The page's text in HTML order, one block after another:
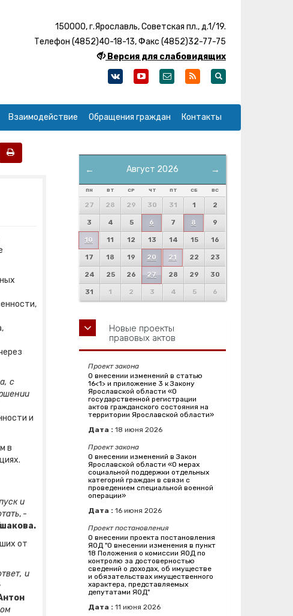
150000, г.Ярославль, Советская пл., д.1/19.
Телефон (4852)40-18-13, Факс (4852)32-77-75
Версия для слабовидящих
Взаимодействие Обращения граждан Контакты
с
и
в
и
, -
от
и
← →
Август 2026
ПН ВТ СР ЧТ ПТ СБ ВС
27 28 29 30 31 1 2
3 4 5 6 7 8 9
10 11 12 13 14 15 16
17 18 19 20 21 22 23
24 25 26 27 28 29 30
31 1 2 3 4 5 6
Новые проекты
правовых актов
Проект закона
О внесении изменений в статью
16<1> и приложение 3 к Закону
Ярославской области «О
государственной регистрации
актов гражданского состояния на
территории Ярославской области»
Дата : 18 июня 2026
Проект закона
О внесении изменений в Закон
Ярославской области «О мерах
социальной поддержки отдельных
категорий граждан в связи с
проведением специальной военной
операции»
Дата : 16 июня 2026
Проект постановления
О внесении проекта постановления
ЯОД "О внесении изменения в пункт
18 Положения о комиссии ЯОД по
контролю за достоверностью
сведений о доходах, об имуществе
и обязательствах имущественного
характера, представляемых
депутатами ЯОД"
Дата : 11 июня 2026